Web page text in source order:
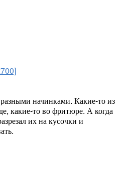
начинками. Какие-то из
какие-то во фритюре. А когда
их на кусочки и